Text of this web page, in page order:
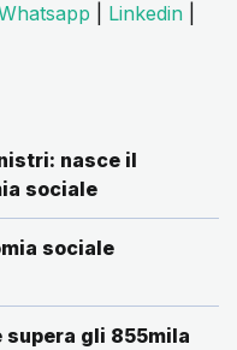
Linkedin
nasce il
sociale
sociale
gli 855mila